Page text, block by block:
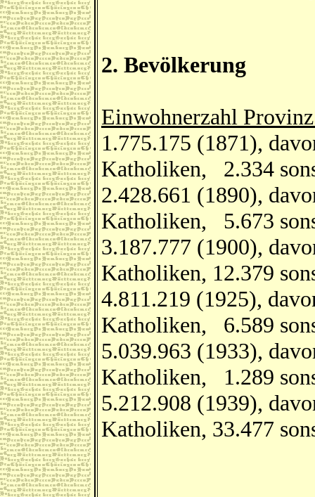
2. Bevölkerung
Einwohnerzahl
1.775.175 (1871),
Katholiken, 2.334
2.428.661 (1890),
Katholiken, 5.673
3.187.777 (1900),
Katholiken, 12.379
4.811.219 (1925),
Katholiken, 6.589
5.039.963 (1933),
Katholiken, 1.289
5.212.908 (1939),
Katholiken, 33.477